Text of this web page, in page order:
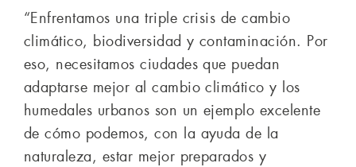
“Enfrentamos una triple crisis de cambio
climático, biodiversidad y contaminación. Por
eso, necesitamos ciudades que puedan
adaptarse mejor al cambio climático y los
humedales urbanos son un ejemplo excelente
de cómo podemos, con la ayuda de la
naturaleza, estar mejor preparados y